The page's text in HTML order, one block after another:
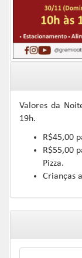
Valores da
19h.
R$45,00
R$55,00
Pizza.
Crianças